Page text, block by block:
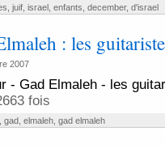
juif, israel, enfants december, d'israel
: les
2007
- Gad Elmaleh - les
fois
gad, elmaleh, gad elmaleh